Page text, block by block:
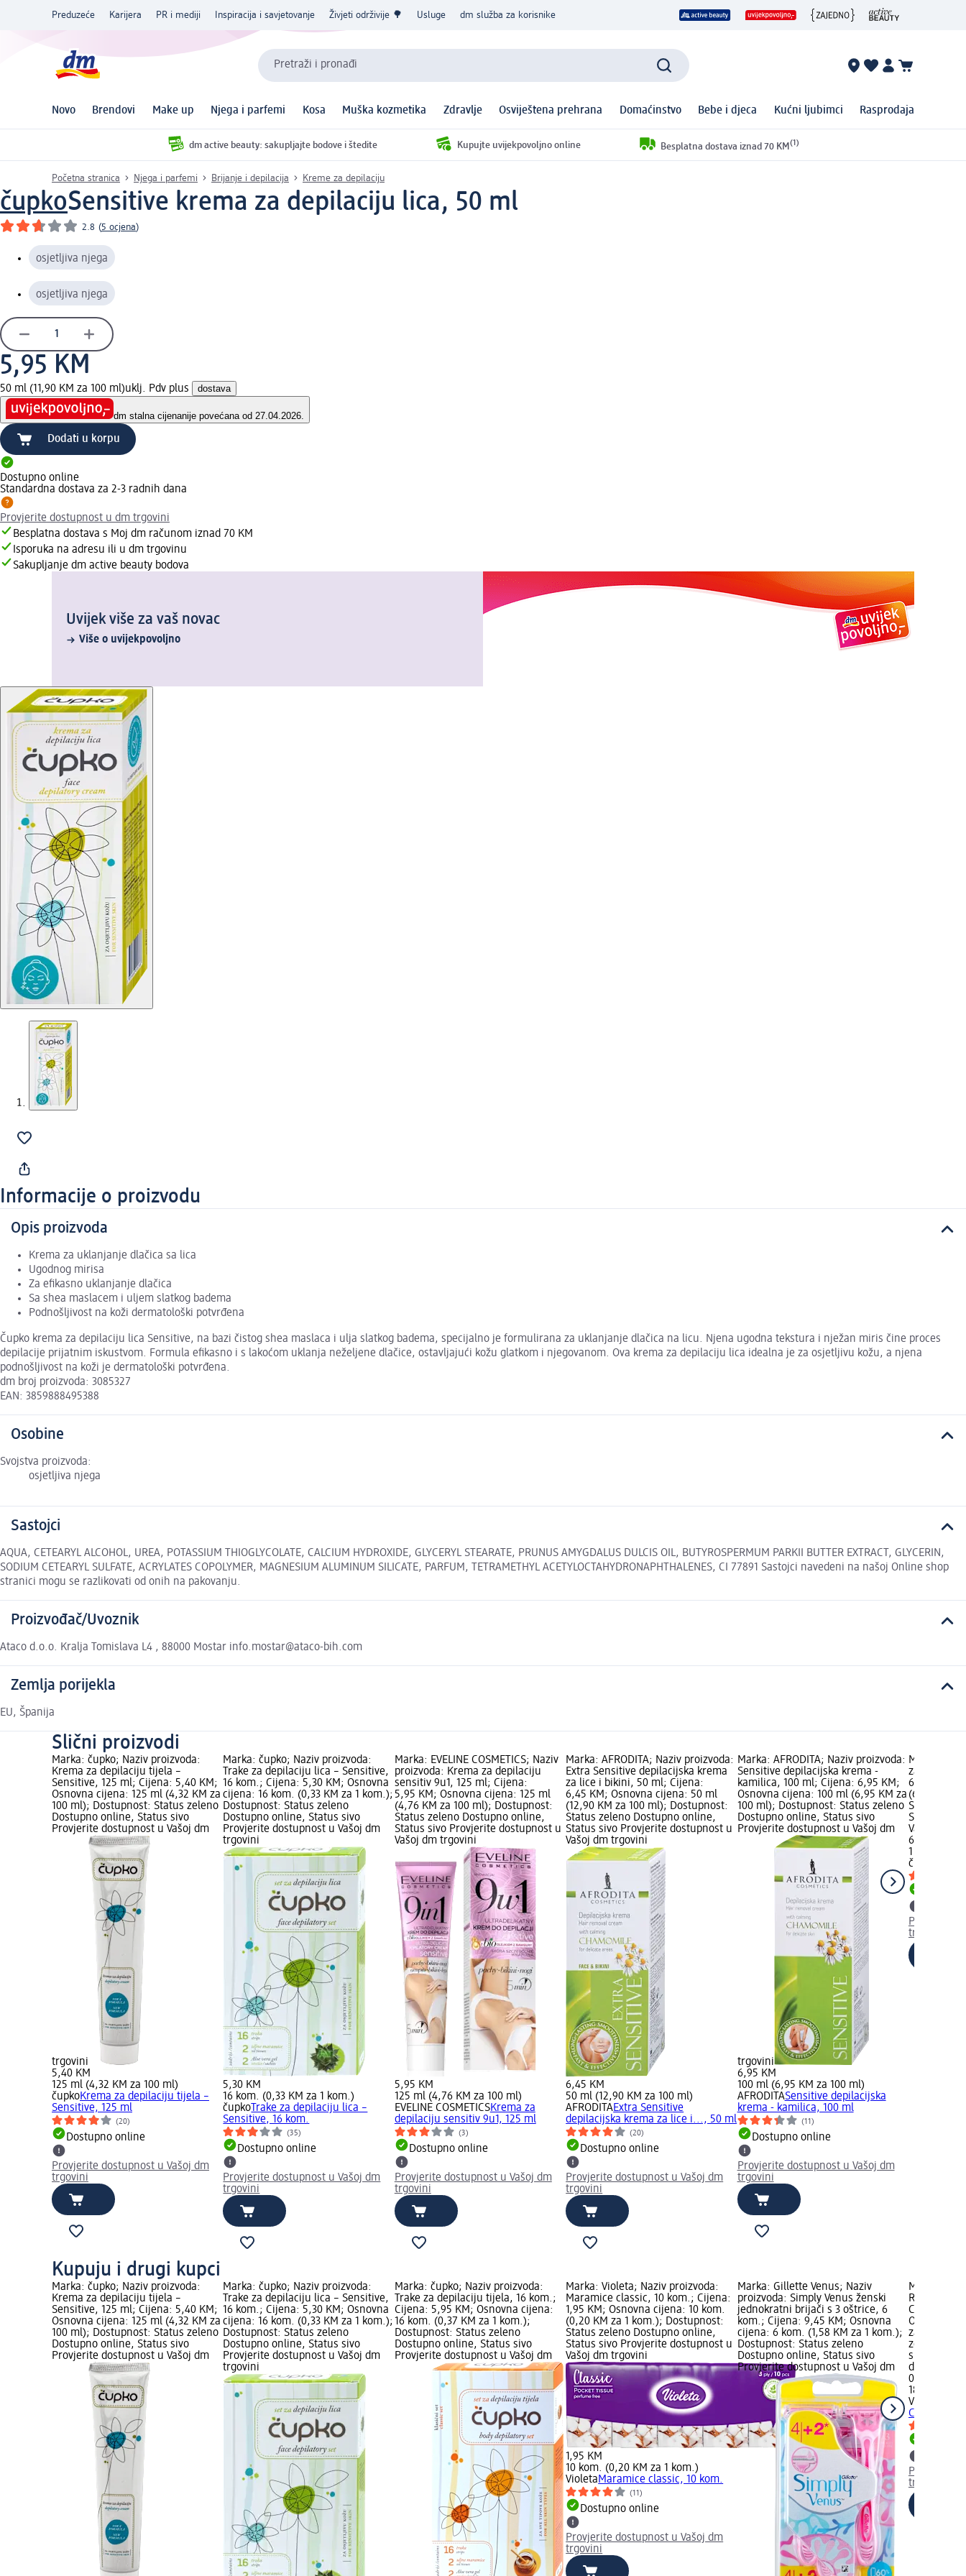
Preduzeće Karijera PR i mediji Inspiracija i savjetovanje Živjeti održivije 🌳 Usluge dm služba za korisnike
Pretraži i pronađi
Novo Brendovi Make up Njega i parfemi Kosa Muška kozmetika Zdravlje Osviještena prehrana Domaćinstvo Bebe i djeca Kućni ljubimci Rasprodaja
dm active beauty: sakupljajte bodove i štedite Kupujte uvijekpovoljno online Besplatna dostava iznad 70 KM (1)
Početna stranica Njega i parfemi Brijanje i depilacija Kreme za depilaciju
čupkoSensitive krema za depilaciju lica, 50 ml
2.8 (5 ocjena)
osjetljiva njega
osjetljiva njega
5,95 KM
50 ml (11,90 KM za 100 ml)uklj. Pdv plus dostava
dm stalna cijenanije povećana od 27.04.2026.
Dodati u korpu
Dostupno online
Standardna dostava za 2-3 radnih dana
Provjerite dostupnost u dm trgovini
Besplatna dostava s Moj dm računom iznad 70 KM
Isporuka na adresu ili u dm trgovinu
Sakupljanje dm active beauty bodova
Uvijek više za vaš novac
Više o uvijekpovoljno
Informacije o proizvodu
Opis proizvoda
Krema za uklanjanje dlačica sa lica
Ugodnog mirisa
Za efikasno uklanjanje dlačica
Sa shea maslacem i uljem slatkog badema
Podnošljivost na koži dermatološki potvrđena
Čupko krema za depilaciju lica Sensitive, na bazi čistog shea maslaca i ulja slatkog badema, specijalno je formulirana za uklanjanje dlačica na licu. Njena ugodna tekstura i nježan miris čine proces
depilacije prijatnim iskustvom. Formula efikasno i s lakoćom uklanja neželjene dlačice, ostavljajući kožu glatkom i njegovanom. Ova krema za depilaciju lica idealna je za osjetljivu kožu, a njena
podnošljivost na koži je dermatološki potvrđena.
dm broj proizvoda: 3085327
EAN: 3859888495388
Osobine
Svojstva proizvoda:
osjetljiva njega
Sastojci
AQUA, CETEARYL ALCOHOL, UREA, POTASSIUM THIOGLYCOLATE, CALCIUM HYDROXIDE, GLYCERYL STEARATE, PRUNUS AMYGDALUS DULCIS OIL, BUTYROSPERMUM PARKII BUTTER EXTRACT, GLYCERIN,
SODIUM CETEARYL SULFATE, ACRYLATES COPOLYMER, MAGNESIUM ALUMINUM SILICATE, PARFUM, TETRAMETHYL ACETYLOCTAHYDRONAPHTHALENES, CI 77891 Sastojci navedeni na našoj Online shop
stranici mogu se razlikovati od onih na pakovanju.
Proizvođač/Uvoznik
Ataco d.o.o. Kralja Tomislava L4 , 88000 Mostar info.mostar@ataco-bih.com
Zemlja porijekla
EU, Španija
Slični proizvodi
Marka: čupko; Naziv proizvoda:
Krema za depilaciju tijela –
Sensitive, 125 ml; Cijena: 5,40 KM;
Osnovna cijena: 125 ml (4,32 KM za
100 ml); Dostupnost: Status zeleno
Dostupno online, Status sivo
Provjerite dostupnost u Vašoj dm
trgovini
5,40 KM
125 ml (4,32 KM za 100 ml)
čupkoKrema za depilaciju tijela –
Sensitive, 125 ml
(20)
Dostupno online
Provjerite dostupnost u Vašoj dm
trgovini
Marka: čupko; Naziv proizvoda:
Trake za depilaciju lica – Sensitive,
16 kom.; Cijena: 5,30 KM; Osnovna
cijena: 16 kom. (0,33 KM za 1 kom.);
Dostupnost: Status zeleno
Dostupno online, Status sivo
Provjerite dostupnost u Vašoj dm
trgovini
5,30 KM
16 kom. (0,33 KM za 1 kom.)
čupkoTrake za depilaciju lica –
Sensitive, 16 kom.
(35)
Dostupno online
Provjerite dostupnost u Vašoj dm
trgovini
Marka: EVELINE COSMETICS; Naziv
proizvoda: Krema za depilaciju
sensitiv 9u1, 125 ml; Cijena:
5,95 KM; Osnovna cijena: 125 ml
(4,76 KM za 100 ml); Dostupnost:
Status zeleno Dostupno online,
Status sivo Provjerite dostupnost u
Vašoj dm trgovini
5,95 KM
125 ml (4,76 KM za 100 ml)
EVELINE COSMETICSKrema za
depilaciju sensitiv 9u1, 125 ml
(3)
Dostupno online
Provjerite dostupnost u Vašoj dm
trgovini
Marka: AFRODITA; Naziv proizvoda:
Extra Sensitive depilacijska krema
za lice i bikini, 50 ml; Cijena:
6,45 KM; Osnovna cijena: 50 ml
(12,90 KM za 100 ml); Dostupnost:
Status zeleno Dostupno online,
Status sivo Provjerite dostupnost u
Vašoj dm trgovini
6,45 KM
50 ml (12,90 KM za 100 ml)
AFRODITAExtra Sensitive
depilacijska krema za lice i..., 50 ml
(20)
Dostupno online
Provjerite dostupnost u Vašoj dm
trgovini
Marka: AFRODITA; Naziv proizvoda:
Sensitive depilacijska krema -
kamilica, 100 ml; Cijena: 6,95 KM;
Osnovna cijena: 100 ml (6,95 KM za
100 ml); Dostupnost: Status zeleno
Dostupno online, Status sivo
Provjerite dostupnost u Vašoj dm
trgovini
6,95 KM
100 ml (6,95 KM za 100 ml)
AFRODITASensitive depilacijska
krema - kamilica, 100 ml
(11)
Dostupno online
Provjerite dostupnost u Vašoj dm
trgovini
Marka:
za
6,20 KM;
(6,20 KM
Status
Status sivo
Vašoj dm
6,20 KM
1 kom.
čupko
Provjerite
trgovini
Kupuju i drugi kupci
Marka: čupko; Naziv proizvoda:
Krema za depilaciju tijela –
Sensitive, 125 ml; Cijena: 5,40 KM;
Osnovna cijena: 125 ml (4,32 KM za
100 ml); Dostupnost: Status zeleno
Dostupno online, Status sivo
Provjerite dostupnost u Vašoj dm
Marka: čupko; Naziv proizvoda:
Trake za depilaciju lica – Sensitive,
16 kom.; Cijena: 5,30 KM; Osnovna
cijena: 16 kom. (0,33 KM za 1 kom.);
Dostupnost: Status zeleno
Dostupno online, Status sivo
Provjerite dostupnost u Vašoj dm
trgovini
Marka: čupko; Naziv proizvoda:
Trake za depilaciju tijela, 16 kom.;
Cijena: 5,95 KM; Osnovna cijena:
16 kom. (0,37 KM za 1 kom.);
Dostupnost: Status zeleno
Dostupno online, Status sivo
Provjerite dostupnost u Vašoj dm
Marka: Violeta; Naziv proizvoda:
Maramice classic, 10 kom.; Cijena:
1,95 KM; Osnovna cijena: 10 kom.
(0,20 KM za 1 kom.); Dostupnost:
Status zeleno Dostupno online,
Status sivo Provjerite dostupnost u
Vašoj dm trgovini
1,95 KM
10 kom. (0,20 KM za 1 kom.)
VioletaMaramice classic, 10 kom.
(11)
Dostupno online
Provjerite dostupnost u Vašoj dm
trgovini
Marka: Gillette Venus; Naziv
proizvoda: Simply Venus ženski
jednokratni brijači s 3 oštrice, 6
kom.; Cijena: 9,45 KM; Osnovna
cijena: 6 kom. (1,58 KM za 1 kom.);
Dostupnost: Status zeleno
Dostupno online, Status sivo
Provjerite dostupnost u Vašoj dm
Marka:
Refreshing
Citrus, 18
Osnovna
za 1
zeleno
sivo
dm trgovini
0,95 KM
18 listića
Violeta
Citrus, 18
Provjerite
trgovini